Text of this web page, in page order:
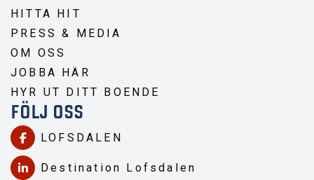
HITTA HIT
PRESS & MEDIA
OM OSS
JOBBA HÄR
HYR UT DITT BOENDE
FÖLJ OSS
LOFSDALEN
Destination Lofsdalen